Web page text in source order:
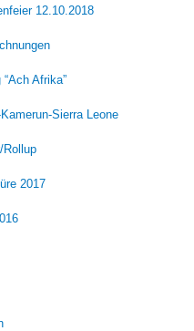
12.10.2018
“Ach Afrika”
Sierra Leone
Rollup
2017